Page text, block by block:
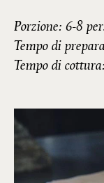
Porzione: 6-8
Tempo di
Tempo di